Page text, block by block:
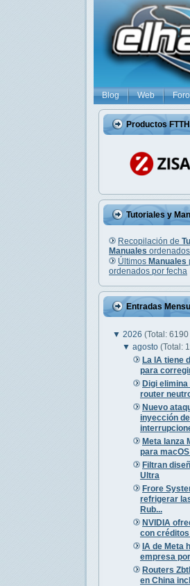
Blog Web Foro
Productos FTTH
Tutoriales y
Recopilación de
Manuales
Últimos Manuales
ordenados por fecha
Entradas
▼ 2026 (Total: 6190
▼agosto(Total:
La IA tiene
para
Digi
router
Nuevo
inyección de
Meta lanza
para
Filtran
Ultra
Frore
refrigerar
Rub...
NVIDIA
con
IA de Meta
empresa
Routers
en China